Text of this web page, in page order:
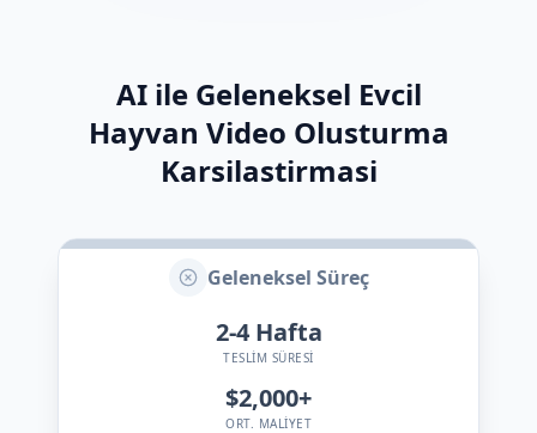
AI ile Geleneksel Evcil
Hayvan Video Olusturma
Karsilastirmasi
Geleneksel Süreç
2-4 Hafta
TESLIM SÜRESI
$2,000+
ORT. MALIYET